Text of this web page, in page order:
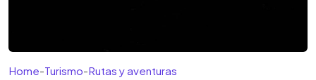
Home-Turismo-Rutas y aventuras